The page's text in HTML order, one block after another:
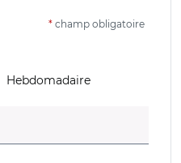
* champ obligatoire
Hebdomadaire
obligatoire)